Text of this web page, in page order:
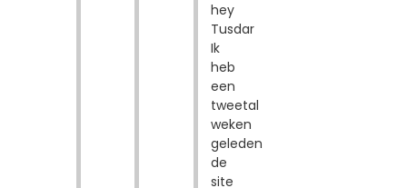
hey
Tusdar
Ik
heb
een
tweetal
weken
geleden
de
site